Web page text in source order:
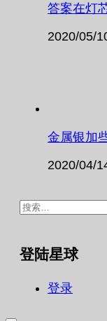
答案在灯
2020/05/
金属银加
2020/04/
搜
登陆星球
登录